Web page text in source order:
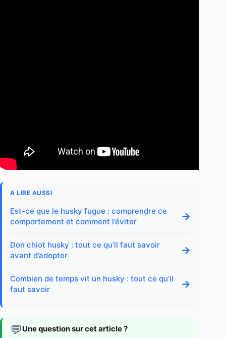
A LIRE AUSSI
Est-ce que le husky fugue : comprendre ce
comportement et comment l’éviter
→
Don chiot husky : tout ce qu’il faut savoir
avant d’adopter
→
Combien de temps vit un husky : tout ce qu’il
faut savoir
→
💬 Une question sur cet article ?